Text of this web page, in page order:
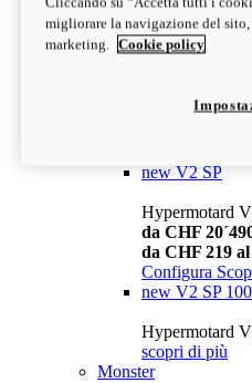
da CHF
Configura
newV2
da CHF
new V2 SP
Hypermotard
da CHF
da CHF 219
Configura
new V2 SP 100
Hypermotard
scopri di più
Monster
migliorare la navigazione del
marketing.
Cookie policy